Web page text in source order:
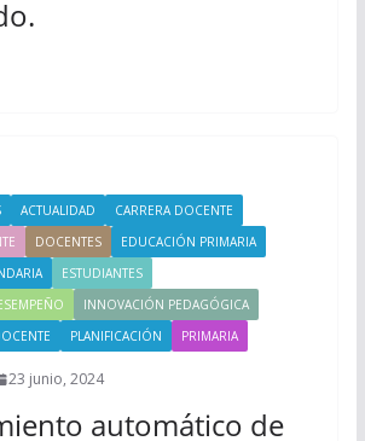
ACTUALIDAD
CARRERA DOCENTE
DOCENTES
EDUCACIÓN PRIMARIA
ESTUDIANTES
INNOVACIÓN PEDAGÓGICA
PLANIFICACIÓN PRIMARIA
23 junio, 2024
automático de